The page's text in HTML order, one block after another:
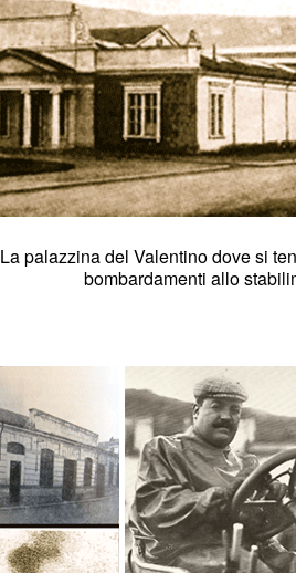
La palazzina del Valentino dove si
bombardamenti allo